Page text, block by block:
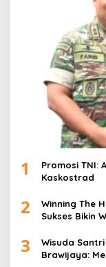
1
Promosi TNI:
Kaskostrad
2
Winning The
Sukses Bikin
3
Wisuda
Brawijaya: